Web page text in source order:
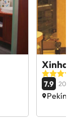
7.9 206
Pekín,